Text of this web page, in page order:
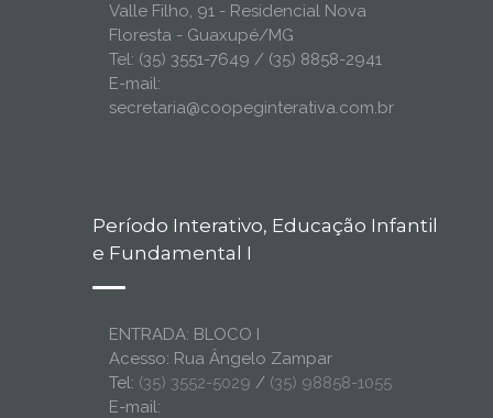
Valle Filho, 91 - Residencial Nova
Floresta - Guaxupé/MG
Tel: (35) 3551-7649 / (35) 8858-2941
E-mail:
secretaria@coopeginterativa.com.br
Período Interativo, Educação Infantil
e Fundamental I
ENTRADA: BLOCO I
Acesso: Rua Ângelo Zampar
Tel: (35) 3552-5029 / (35) 98858-1055
E-mail: